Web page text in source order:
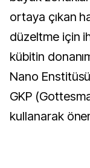
ortaya çıkan
düzeltme için
kübitin
Nano
GKP
kullanarak